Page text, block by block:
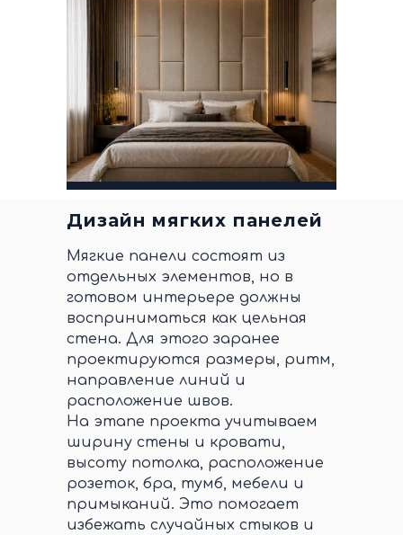
Дизайн мягких панелей
Мягкие панели состоят из
отдельных элементов, но в
готовом интерьере должны
восприниматься как цельная
стена. Для этого заранее
проектируются размеры, ритм,
направление линий и
расположение швов.
На этапе проекта учитываем
ширину стены и кровати,
высоту потолка, расположение
розеток, бра, тумб, мебели и
примыканий. Это помогает
избежать случайных стыков и